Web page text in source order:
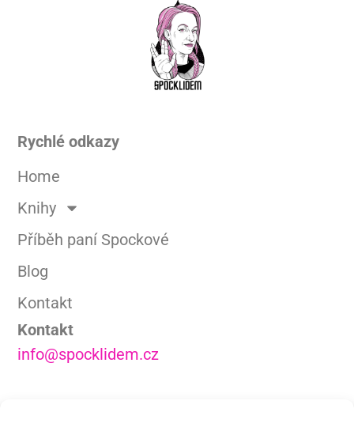
Rychlé odkazy
Home
Knihy
Příběh paní Spockové
Blog
Kontakt
Kontakt
info@spocklidem.cz